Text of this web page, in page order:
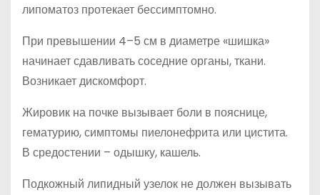
липоматоз протекает бессимптомно.
При превышении 4–5 см в диаметре «шишка»
начинает сдавливать соседние органы, ткани.
Возникает дискомфорт.
Жировик на почке вызывает боли в пояснице,
гематурию, симптомы пиелонефрита или цистита.
В средостении – одышку, кашель.
Подкожный липидный узелок не должен вызывать